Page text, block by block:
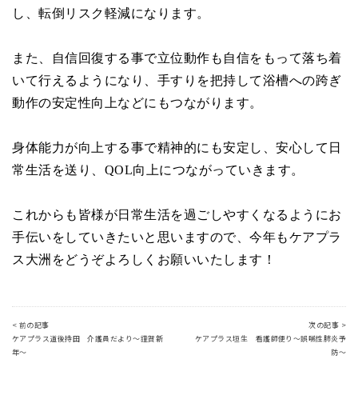
し、転倒リスク軽減になります。
また、自信回復する事で立位動作も自信をもって落ち着
いて行えるようになり、手すりを把持して浴槽への跨ぎ
動作の安定性向上などにもつながります。
身体能力が向上する事で精神的にも安定し、安心して日
常生活を送り、 QOL向上につながっていきます。
これからも皆様が日常生活を過ごしやすくなるようにお
手伝いをしていきたいと思いますので、今年もケアプラ
ス大洲をどうぞよろしくお願いいたします！
< 前の記事
ケアプラス道後持田 介護員だより～謹賀新
年～
次の記事 >
ケアプラス垣生 看護師便り～誤嚥性肺炎予
防～